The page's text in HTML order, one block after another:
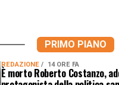
PRIMO PIANO
REDAZIONE 14 ORE FA
È morto Roberto Costanzo,